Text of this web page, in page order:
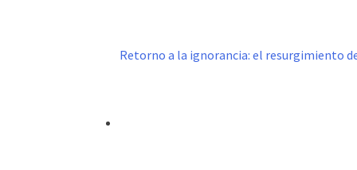
Retorno a la ignorancia: el resurgimiento